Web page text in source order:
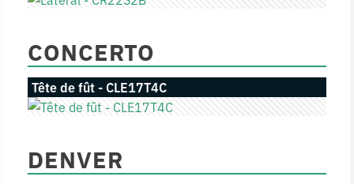
CONCERTO
Tête de fût - CLE17T4C
DENVER